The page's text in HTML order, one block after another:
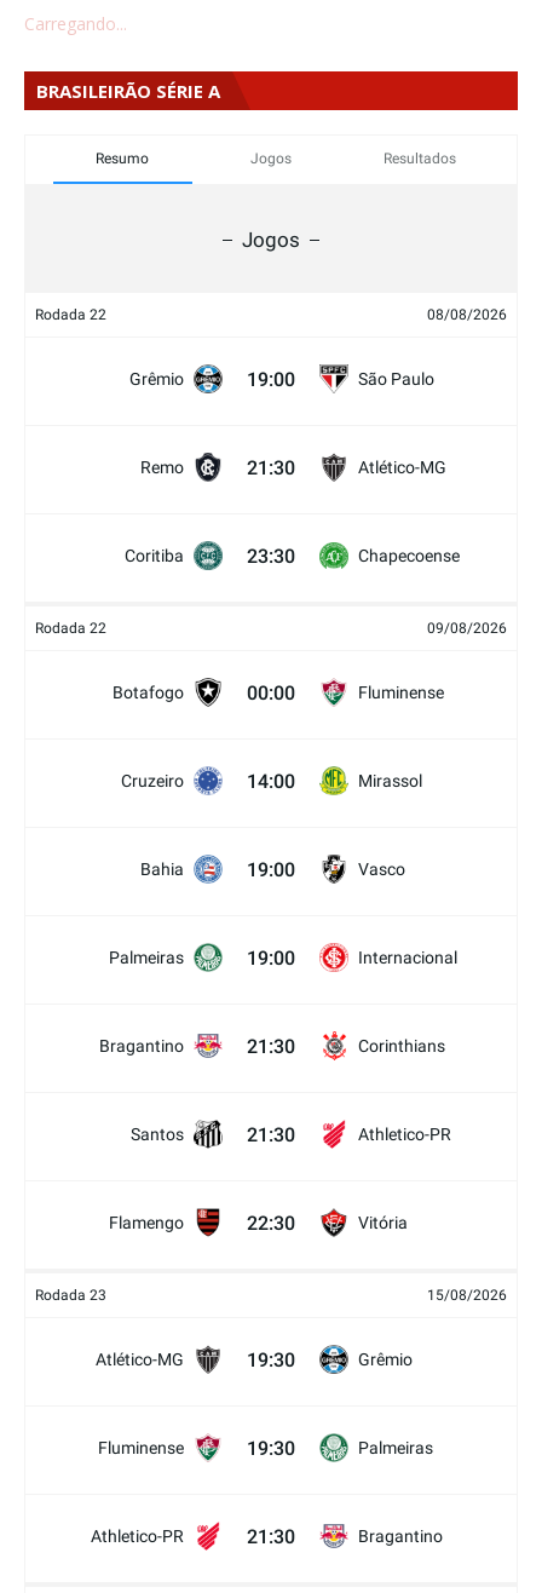
Carregando...
BRASILEIRÃO SÉRIE A
Resumo Jogos Resultados
Jogos
Rodada 22 08/08/2026
Grêmio 19:00 São Paulo
Remo 21:30 Atlético-MG
Coritiba 23:30 Chapecoense
Rodada 22 09/08/2026
Botafogo 00:00 Fluminense
Cruzeiro 14:00 Mirassol
Bahia 19:00 Vasco
Palmeiras 19:00 Internacional
Bragantino 21:30 Corinthians
Santos 21:30 Athletico-PR
Flamengo 22:30 Vitória
Rodada 23 15/08/2026
Atlético-MG 19:30 Grêmio
Fluminense 19:30 Palmeiras
Athletico-PR 21:30 Bragantino